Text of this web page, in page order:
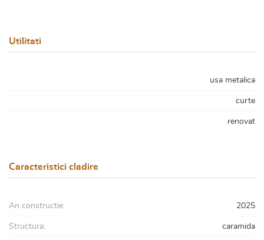
Utilitati
usa metalica
curte
renovat
Caracteristici cladire
An constructie: 2025
Structura: caramida